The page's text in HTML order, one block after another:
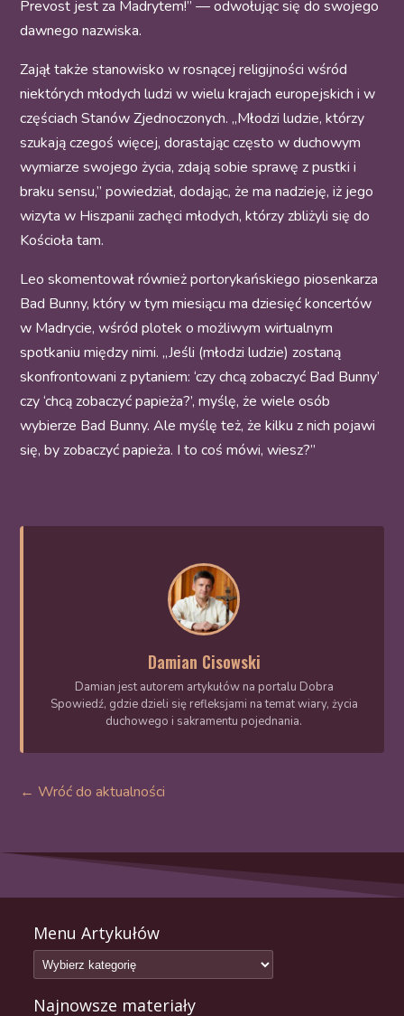
Prevost jest za Madrytem!” — odwołując się do swojego
dawnego nazwiska.
Zajął także stanowisko w rosnącej religijności wśród
niektórych młodych ludzi w wielu krajach europejskich i w
częściach Stanów Zjednoczonych. „Młodzi ludzie, którzy
szukają czegoś więcej, dorastając często w duchowym
wymiarze swojego życia, zdają sobie sprawę z pustki i
braku sensu,” powiedział, dodając, że ma nadzieję, iż jego
wizyta w Hiszpanii zachęci młodych, którzy zbliżyli się do
Kościoła tam.
Leo skomentował również portorykańskiego piosenkarza
Bad Bunny, który w tym miesiącu ma dziesięć koncertów
w Madrycie, wśród plotek o możliwym wirtualnym
spotkaniu między nimi. „Jeśli (młodzi ludzie) zostaną
skonfrontowani z pytaniem: ‘czy chcą zobaczyć Bad Bunny’
czy ‘chcą zobaczyć papieża?’, myślę, że wiele osób
wybierze Bad Bunny. Ale myślę też, że kilku z nich pojawi
się, by zobaczyć papieża. I to coś mówi, wiesz?”
Damian Cisowski
Damian jest autorem artykułów na portalu Dobra
Spowiedź, gdzie dzieli się refleksjami na temat wiary, życia
duchowego i sakramentu pojednania.
← Wróć do aktualności
Menu Artykułów
Najnowsze materiały